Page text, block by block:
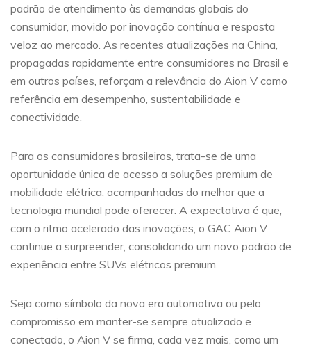
padrão de atendimento às demandas globais do
consumidor, movido por inovação contínua e resposta
veloz ao mercado. As recentes atualizações na China,
propagadas rapidamente entre consumidores no Brasil e
em outros países, reforçam a relevância do Aion V como
referência em desempenho, sustentabilidade e
conectividade.
Para os consumidores brasileiros, trata-se de uma
oportunidade única de acesso a soluções premium de
mobilidade elétrica, acompanhadas do melhor que a
tecnologia mundial pode oferecer. A expectativa é que,
com o ritmo acelerado das inovações, o GAC Aion V
continue a surpreender, consolidando um novo padrão de
experiência entre SUVs elétricos premium.
Seja como símbolo da nova era automotiva ou pelo
compromisso em manter-se sempre atualizado e
conectado, o Aion V se firma, cada vez mais, como um